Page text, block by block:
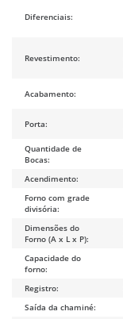
Diferenciais:
Revestimento:
Acabamento:
Porta:
Quantidade de
Bocas:
Acendimento:
Forno com grade
divisória:
Dimensões do
Forno (A x L x P):
Capacidade do
forno:
Registro:
Saída da chaminé: